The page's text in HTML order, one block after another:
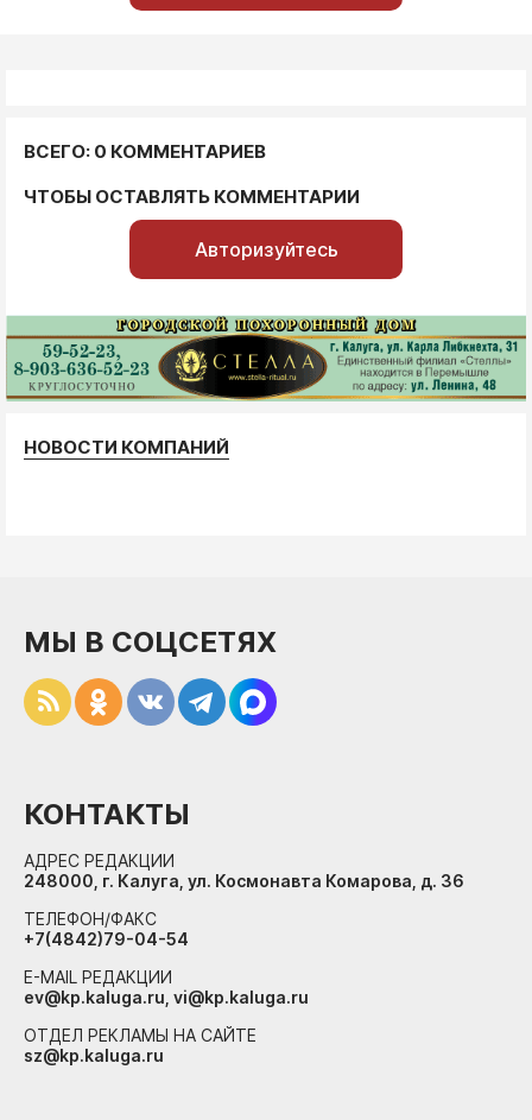
ВСЕГО: 0 КОММЕНТАРИЕВ
ЧТОБЫ ОСТАВЛЯТЬ КОММЕНТАРИИ
Авторизуйтесь
НОВОСТИ КОМПАНИЙ
МЫ В СОЦСЕТЯХ
КОНТАКТЫ
АДРЕС РЕДАКЦИИ
248000, г. Калуга, ул. Космонавта Комарова, д. 36
ТЕЛЕФОН/ФАКС
+7(4842)79-04-54
E-MAIL РЕДАКЦИИ
ev@kp.kaluga.ru, vi@kp.kaluga.ru
ОТДЕЛ РЕКЛАМЫ НА САЙТЕ
sz@kp.kaluga.ru